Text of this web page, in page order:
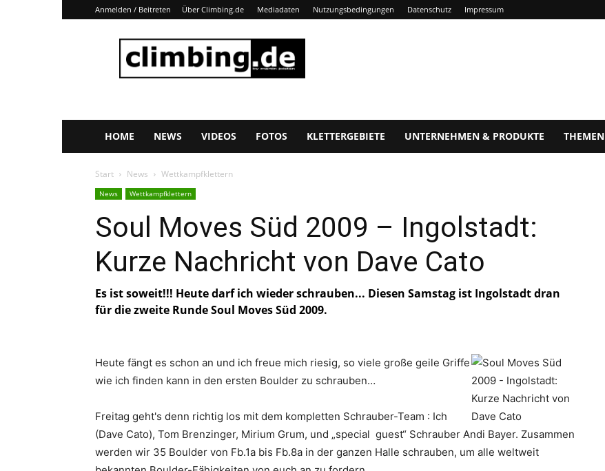
Anmelden / Beitreten Über Climbing.de Mediadaten Nutzungsbedingungen Datenschutz Impressum
Climbing.de
HOME NEWS VIDEOS FOTOS KLETTERGEBIETE UNTERNEHMEN & PRODUKTE THEMEN
Start News Wettkampfklettern
News Wettkampfklettern
Soul Moves Süd 2009 – Ingolstadt:
Kurze Nachricht von Dave Cato
Es ist soweit!!! Heute darf ich wieder schrauben... Diesen Samstag ist Ingolstadt dran
für die zweite Runde Soul Moves Süd 2009.
Heute fängt es schon an und ich freue mich riesig, so viele große geile Griffe
wie ich finden kann in den ersten Boulder zu schrauben…
Freitag geht's denn richtig los mit dem kompletten Schrauber-Team : Ich
(Dave Cato), Tom Brenzinger, Mirium Grum, und „special guest“ Schrauber Andi Bayer. Zusammen
werden wir 35 Boulder von Fb.1a bis Fb.8a in der ganzen Halle schrauben, um alle weltweit